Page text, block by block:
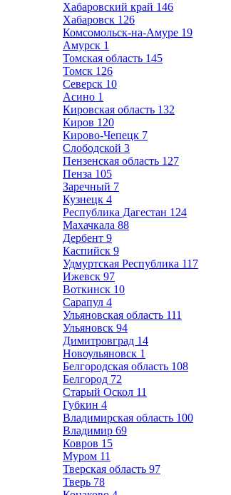
Хабаровский край 146
Хабаровск 126
Комсомольск-на-Амуре 19
Амурск 1
Томская область 145
Томск 126
Северск 10
Асино 1
Кировская область 132
Киров 120
Кирово-Чепецк 7
Слободской 3
Пензенская область 127
Пенза 105
Заречный 7
Кузнецк 4
Республика Дагестан 124
Махачкала 88
Дербент 9
Каспийск 9
Удмуртская Республика 117
Ижевск 97
Воткинск 10
Сарапул 4
Ульяновская область 111
Ульяновск 94
Димитровград 14
Новоульяновск 1
Белгородская область 108
Белгород 72
Старый Оскол 11
Губкин 4
Владимирская область 100
Владимир 69
Ковров 15
Муром 11
Тверская область 97
Тверь 78